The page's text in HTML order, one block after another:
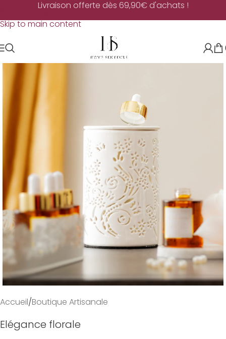
Skip to navigation
Skip to main content
Livraison offerte dès 69,90€ d'achats !
EN RUPTURE
Accueil/Boutique Artisanale
Elégance florale